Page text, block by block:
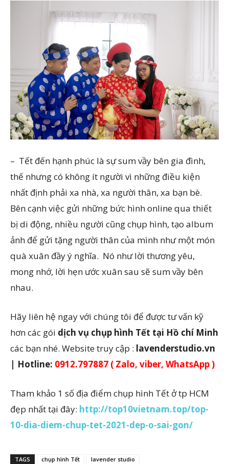
– Tết đến hạnh phúc là sự sum vầy bên gia đình,
thế nhưng có không ít người vì những điều kiện
nhất định phải xa nhà, xa người thân, xa bạn bè.
Bên cạnh việc gửi những bức hình online qua thiết
bị di động, nhiều người cũng chụp hình, tạo album
ảnh để gửi tặng người thân của mình như một món
quà xuân đầy ý nghĩa. Nó như lời thương yêu,
mong nhớ, lời hẹn ước xuân sau sẽ sum vầy bên
nhau.
Hãy liên hệ ngay với chúng tôi để được tư vấn kỹ
hơn các gói dịch vụ chụp hình Tết tại Hồ chí Minh
các bạn nhé. Website truy cập : lavenderstudio.vn
| Hotline: 0912.797887 ( Zalo, viber, WhatsApp )
Tham khảo 1 số địa điểm chụp hình Tết ở tp HCM
đẹp nhất tại đây: http://top10vietnam.top/top-
10-dia-diem-chup-tet-2021-dep-o-sai-gon/
TAGS chụp hình Tết lavender studio